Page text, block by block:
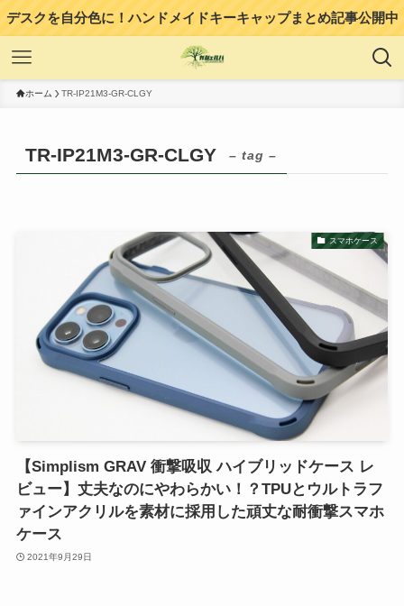
デスクを自分色に！ハンドメイドキーキャップまとめ記事公開中
ホーム TR-IP21M3-GR-CLGY
TR-IP21M3-GR-CLGY – tag –
スマホケース
【Simplism GRAV 衝撃吸収 ハイブリッドケース レ
ビュー】丈夫なのにやわらかい！？TPUとウルトラフ
ァインアクリルを素材に採用した頑丈な耐衝撃スマホ
ケース
2021年9月29日